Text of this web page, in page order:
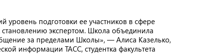
подготовки ее участников в сфере
экспертом. Школа объединила
за пределами Школы», — Алиса Казелько,
информации ТАСС, студентка факультета